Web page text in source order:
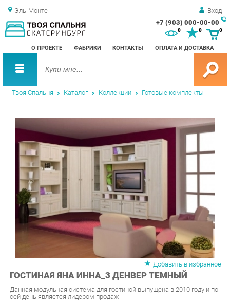
Эль-Монте Вход
+7 (903) 000-00-00
О ПРОЕКТЕ ФАБРИКИ КОНТАКТЫ ОПЛАТА И ДОСТАВКА
0 0
Твоя Спальня Каталог Коллекции Готовые комплекты
Добавить в избранное
ГОСТИНАЯ ЯНА ИННА_3 ДЕНВЕР ТЕМНЫЙ
Данная модульная система для гостиной выпущена в 2010 году и по
Рейтинг: (голосов: